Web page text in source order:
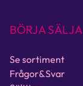
BÖRJA SÄLJA
Se sortiment
Frågor&Svar